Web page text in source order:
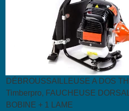
DÉBROUSSAILLEUSE A DOS
Timberpro, FAUCHEUSE
BOBINE + 1 LAME